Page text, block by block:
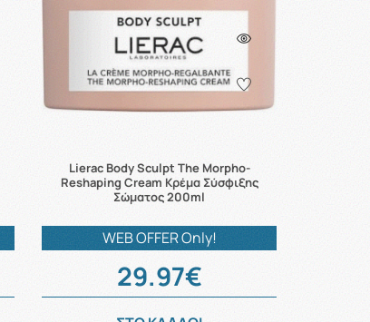
Lierac Body Sculpt The Morpho-
Reshaping Cream Κρέμα Σύσφιξης
Σώματος 200ml
WEB OFFER Only!
29.97€